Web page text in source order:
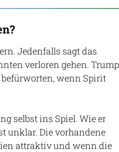
Jedenfalls sagt das
verloren gehen. Trump
befürworten, wenn Spirit
selbst ins Spiel. Wie er
unklar. Die vorhandene
attraktiv und wenn die